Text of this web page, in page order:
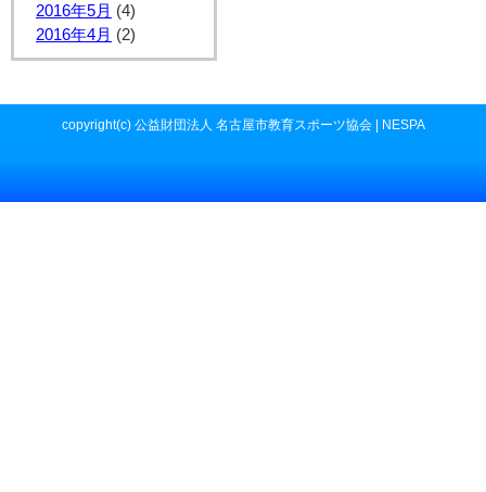
2016年5月 (4)
2016年4月 (2)
copyright(c) 公益財団法人 名古屋市教育スポーツ協会 | NESPA